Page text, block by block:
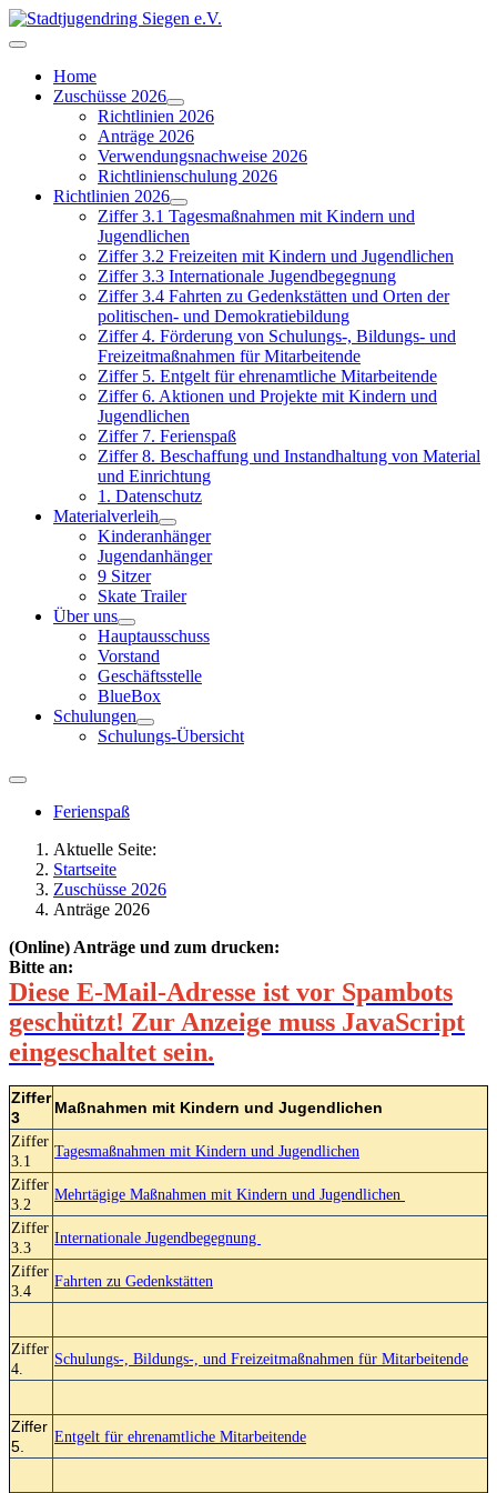
Home
Zuschüsse 2026
Richtlinien 2026
Anträge 2026
Verwendungsnachweise 2026
Richtlinienschulung 2026
Richtlinien 2026
Ziffer 3.1 Tagesmaßnahmen mit Kindern und
Jugendlichen
Ziffer 3.2 Freizeiten mit Kindern und Jugendlichen
Ziffer 3.3 Internationale Jugendbegegnung
Ziffer 3.4 Fahrten zu Gedenkstätten und Orten der
politischen- und Demokratiebildung
Ziffer 4. Förderung von Schulungs-, Bildungs- und
Freizeitmaßnahmen für Mitarbeitende
Ziffer 5. Entgelt für ehrenamtliche Mitarbeitende
Ziffer 6. Aktionen und Projekte mit Kindern und
Jugendlichen
Ziffer 7. Ferienspaß
Ziffer 8. Beschaffung und Instandhaltung von Material
und Einrichtung
1. Datenschutz
Materialverleih
Kinderanhänger
Jugendanhänger
9 Sitzer
Skate Trailer
Über uns
Hauptausschuss
Vorstand
Geschäftsstelle
BlueBox
Schulungen
Schulungs-Übersicht
Ferienspaß
Aktuelle Seite:
Startseite
Zuschüsse 2026
Anträge 2026
(Online) Anträge und zum drucken:
Bitte an:
Diese E-Mail-Adresse ist vor Spambots
geschützt! Zur Anzeige muss JavaScript
eingeschaltet sein.
Ziffer
3
Maßnahmen mit Kindern und Jugendlichen
Ziffer
3.1
Tagesmaßnahmen mit Kindern und Jugendlichen
Ziffer
3.2
Mehrtägige Maßnahmen mit Kindern und Jugendlichen
Ziffer
3.3
Internationale Jugendbegegnung
Ziffer
3.4
Fahrten zu Gedenkstätten
Ziffer
4.
Schulungs-, Bildungs-, und Freizeitmaßnahmen für Mitarbeitende
Ziffer
5.
Entgelt für ehrenamtliche Mitarbeitende